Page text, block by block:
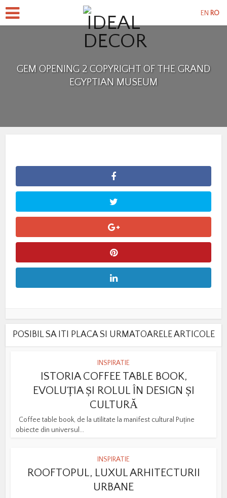
GEM OPENING 2 COPYRIGHT OF THE GRAND
EGYPTIAN MUSEUM
POSIBIL SA ITI PLACA SI URMATOARELE ARTICOLE
INSPIRATIE
ISTORIA COFFEE TABLE BOOK,
EVOLUȚIA ȘI ROLUL ÎN DESIGN ȘI
CULTURĂ
Coffee table book, de la utilitate la manifest cultural Puține
obiecte din universul...
INSPIRATIE
ROOFTOPUL, LUXUL ARHITECTURII
URBANE
EN RO